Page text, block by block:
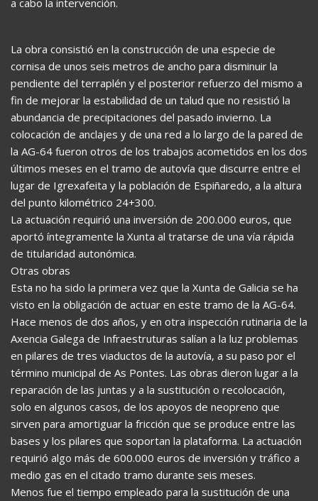
a cabo la intervención.
La obra consistió en la construcción de una especie de
cornisa de unos seis metros de ancho para disminuir la
pendiente del terraplén y el posterior refuerzo del mismo a
fin de mejorar la estabilidad de un talud que no resistió la
abundancia de precipitaciones del pasado invierno. La
colocación de anclajes y de una red a lo largo de la pared de
la AG-64 fueron otros de los trabajos acometidos en los dos
últimos meses en el tramo de autovía que discurre entre el
lugar de Igrexafeita y la población de Espiñaredo, a la altura
del punto kilométrico 24+300.
La actuación requirió una inversión de 200.000 euros, que
aportó íntegramente la Xunta al tratarse de una vía rápida
de titularidad autonómica.
Otras obras
Esta no ha sido la primera vez que la Xunta de Galicia se ha
visto en la obligación de actuar en este tramo de la AG-64.
Hace menos de dos años, y en otra inspección rutinaria de la
Axencia Galega de Infraestruturas salían a la luz problemas
en pilares de tres viaductos de la autovía, a su paso por el
término municipal de As Pontes. Las obras dieron lugar a la
reparación de las juntas y a la sustitución o recolocación,
solo en algunos casos, de los apoyos de neopreno que
sirven para amortiguar la fricción que se produce entre las
bases y los pilares que soportan la plataforma. La actuación
requirió algo más de 600.000 euros de inversión y tráfico a
medio gas en el citado tramo durante seis meses.
Menos fue el tiempo empleado para la sustitución de una